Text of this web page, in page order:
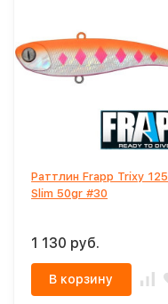
Раттлин Frapp Trixy 125
Slim 50gr #30
1 130 руб.
В корзину